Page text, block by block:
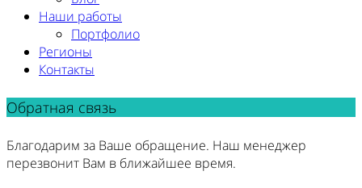
Наши работы
Портфолио
Регионы
Контакты
Обратная связь
Благодарим за Ваше обращение. Наш менеджер
перезвонит Вам в ближайшее время.